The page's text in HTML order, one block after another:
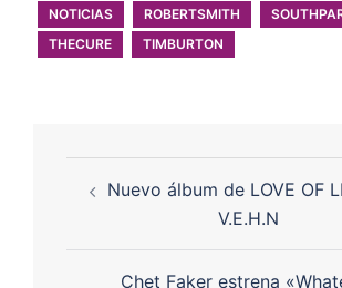
NOTICIAS
ROBERTSMITH
THECURE
TIMBURTON
Nuevo álbum de LOVE OF
V.E.H.N
Chet Faker estrena